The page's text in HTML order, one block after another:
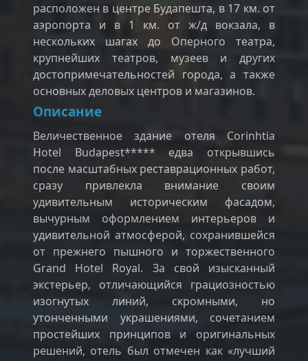
расположен в центре Будапешта, в 17 км. от
аэропорта и в 1 км. от ж/д вокзала, в
нескольких шагах до Оперного театра,
крупнейших театров, музеев и других
достопримечательностей города, а также
основных деловых центров и магазинов.
Описание
Величественное здание отеля Corinhtia
Hotel Budapest***** едва открывшись
после масштабных реставрационных работ,
сразу привлекла внимание своим
удивительным историческим фасадом,
вычурным оформлением интерьеров и
удивительной атмосферой, сохранившейся
от прежнего пышного и торжественного
Grand Hotel Royal. За свой изысканный
экстерьер, отличающийся грациозностью
изогнутых линий, скромными, но
утонченными украшениями, сочетанием
простейших принципов и оригинальных
решений, отель был отмечен как «лучший